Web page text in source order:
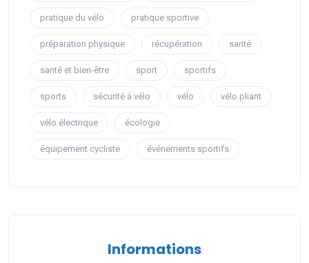
pratique du vélo pratique sportive
préparation physique récupération santé
santé et bien-être sport sportifs
sports sécurité à vélo vélo vélo pliant
vélo électrique écologie
équipement cycliste événements sportifs
Informations